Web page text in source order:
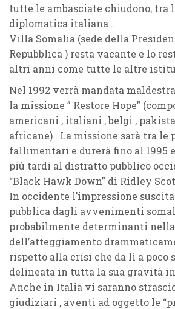
tutte le ambasciate chiudono, tra
diplomatica italiana .
Villa Somalia (sede della
Repubblica ) resta vacante e lo
altri anni come tutte le altre
Nel 1992 verrà mandata
la missione ” Restore Hope”
americani , italiani , belgi ,
africane) . La missione sarà tra le
fallimentari e durerà fino al 1995
più tardi al distratto pubblico
“Black Hawk Down” di Ridley
In occidente l’impressione
pubblica dagli avvenimenti
probabilmente determinanti
dell’atteggiamento
rispetto alla crisi che da lì a poco
delineata in tutta la sua gravità in
Anche in Italia vi saranno
giudiziari , aventi ad oggetto le